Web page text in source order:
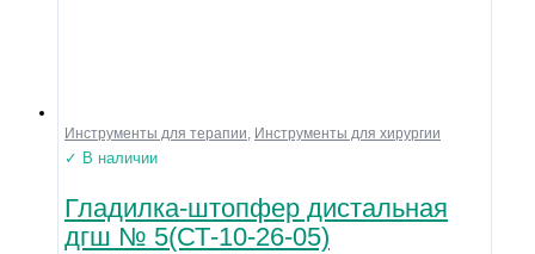
Инструменты для терапии, Инструменты для хирургии
✓ В наличии
Гладилка-штопфер дистальная
дгш № 5(СТ-10-26-05)